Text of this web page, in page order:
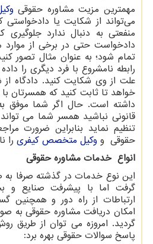
مهمترین مزیت مشاوره حقوقی
می‌تواند از شکایت یا
منفعتی به دنبال ندارد
دادخواست حتی در برخی از موارد
تمام شود؛ به عنوان مثال تصور
رابطه نامشروع با فرد دیگری را
علت از وی شکایت کنید. دادگاه
خواهد تا ثابت کنید که همسرتان
داشته است. حال اگر شما موفق
قانونی نباشید همسر شما می
تنظیم نماید بنابراین ضرورت
حقوقی و وکیل متخصص کیفری را
انواع خدمات مشاوره حقوقی
این نوع خدمات در گذشته صرفا
گرفت اما با پیشرفت صنایع
ارتباطات از راه دور و
امکان دریافت مشاوره حقوقی به
گردید. امروزه می توان از طریق
پاسخ سوالات حقوقی بهره برد: